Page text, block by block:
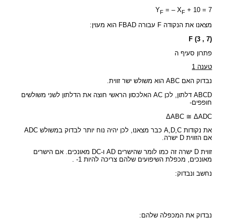
YF = – XF + 10 = 7
מצאנו את הנקודה F עבורה FBAD הוא מעוין:
F (3 , 7)
פתרון סעיף ה
טענה 1
נבדוק האם ABC הוא משולש ישר זווית.
ABCD דלתון, לכן AC האלכסון הראשי חוצה את הדלתון לשני משולשים
חופפים-
ΔABC ≅ ΔADC
את נקודות A,D,C כבר מצאנו, לכן יהיה נוח יותר לבדוק במשולש ADC
אם הזווית D ישרה.
זווית D ישרה זה כמו לומר שהישרים AD ו-DC מאונכים. אם הישרים
מאונכים, מכפלת השיפועים שלהם צריכה להיות 1- .
נחשב ונבדוק:
נבדוק את המכפלה שלהם: